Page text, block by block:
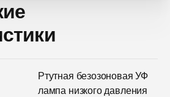
Ртутная безозоновая УФ
лампа низкого давления